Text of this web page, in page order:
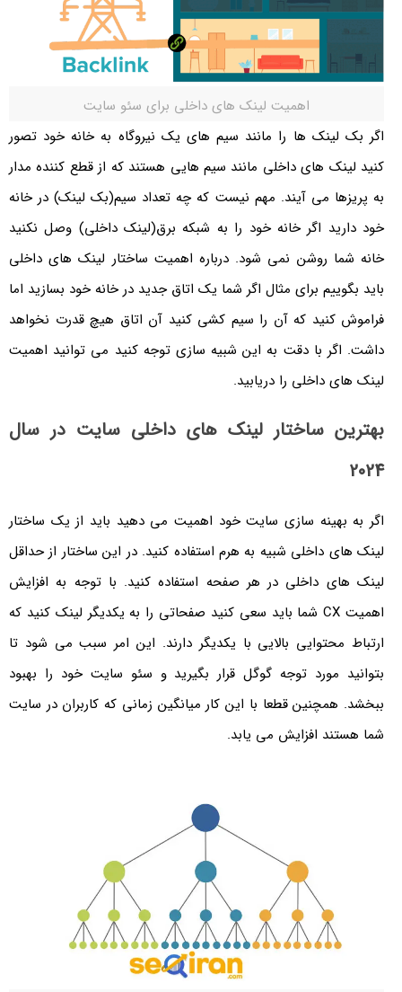
اهمیت لینک های داخلی برای سئو سایت
اگر بک لینک ها را مانند سیم های یک نیروگاه به خانه خود تصور
کنید لینک های داخلی مانند سیم هایی هستند که از قطع کننده مدار
به پریزها می آیند. مهم نیست که چه تعداد سیم(بک لینک) در خانه
خود دارید اگر خانه خود را به شبکه برق(لینک داخلی) وصل نکنید
خانه شما روشن نمی شود. درباره اهمیت ساختار لینک های داخلی
باید بگوییم برای مثال اگر شما یک اتاق جدید در خانه خود بسازید اما
فراموش کنید که آن را سیم کشی کنید آن اتاق هیچ قدرت نخواهد
داشت. اگر با دقت به این شبیه سازی توجه کنید می توانید اهمیت
لینک های داخلی را دریابید.
بهترین ساختار لینک های داخلی سایت در سال
2024
اگر به بهینه سازی سایت خود اهمیت می دهید باید از یک ساختار
لینک های داخلی شبیه به هرم استفاده کنید. در این ساختار از حداقل
لینک های داخلی در هر صفحه استفاده کنید. با توجه به افزایش
اهمیت CX شما باید سعی کنید صفحاتی را به یکدیگر لینک کنید که
ارتباط محتوایی بالایی با یکدیگر دارند. این امر سبب می شود تا
بتوانید مورد توجه گوگل قرار بگیرید و سئو سایت خود را بهبود
ببخشد. همچنین قطعا با این کار میانگین زمانی که کاربران در سایت
شما هستند افزایش می یابد.